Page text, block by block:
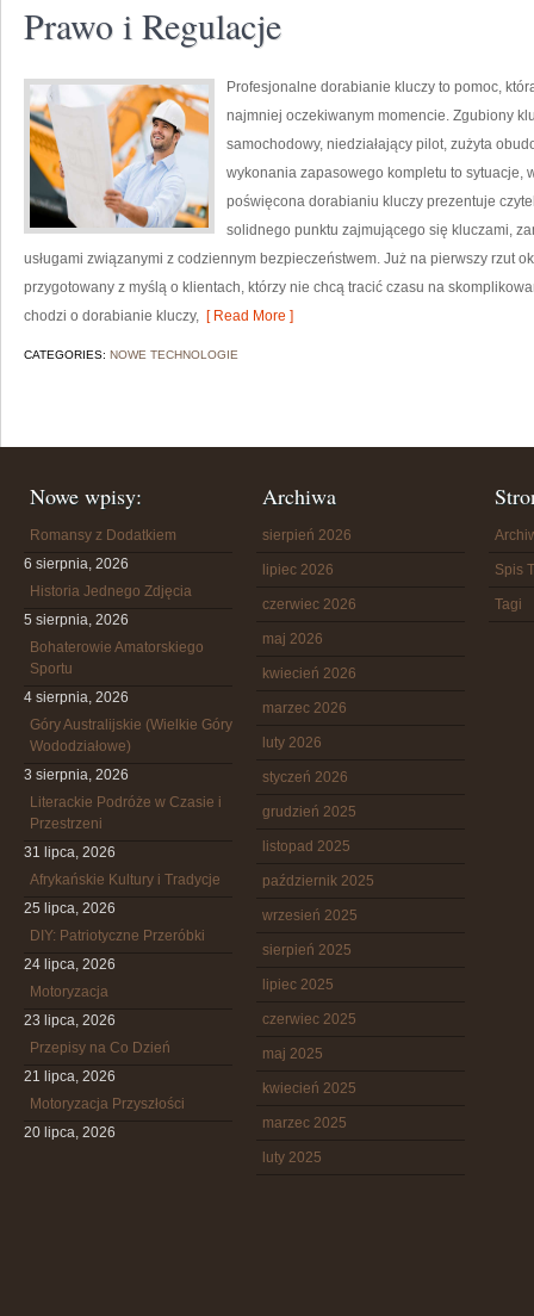
Prawo i Regulacje
Profesjonalne dorabianie kluczy to pomoc,
najmniej oczekiwanym momencie. Zgubiony
samochodowy, niedziałający pilot, zużyta
wykonania zapasowego kompletu to sytuacje,
poświęcona dorabianiu kluczy prezentuje
solidnego punktu zajmującego się kluczami,
usługami związanymi z codziennym bezpieczeństwem. Już na pierwszy rzut
przygotowany z myślą o klientach, którzy nie chcą tracić czasu na
chodzi o dorabianie kluczy, [ Read More ]
CATEGORIES: NOWE TECHNOLOGIE
Nowe wpisy:
Romansy z Dodatkiem
6 sierpnia, 2026
Historia Jednego Zdjęcia
5 sierpnia, 2026
Bohaterowie Amatorskiego
Sportu
4 sierpnia, 2026
Góry Australijskie (Wielkie Góry
Wododziałowe)
3 sierpnia, 2026
Literackie Podróże w Czasie i
Przestrzeni
31 lipca, 2026
Afrykańskie Kultury i Tradycje
25 lipca, 2026
DIY: Patriotyczne Przeróbki
24 lipca, 2026
Motoryzacja
23 lipca, 2026
Przepisy na Co Dzień
21 lipca, 2026
Motoryzacja Przyszłości
20 lipca, 2026
Archiwa
sierpień 2026
lipiec 2026
czerwiec 2026
maj 2026
kwiecień 2026
marzec 2026
luty 2026
styczeń 2026
grudzień 2025
listopad 2025
październik 2025
wrzesień 2025
sierpień 2025
lipiec 2025
czerwiec 2025
maj 2025
kwiecień 2025
marzec 2025
luty 2025
Spis
Tagi